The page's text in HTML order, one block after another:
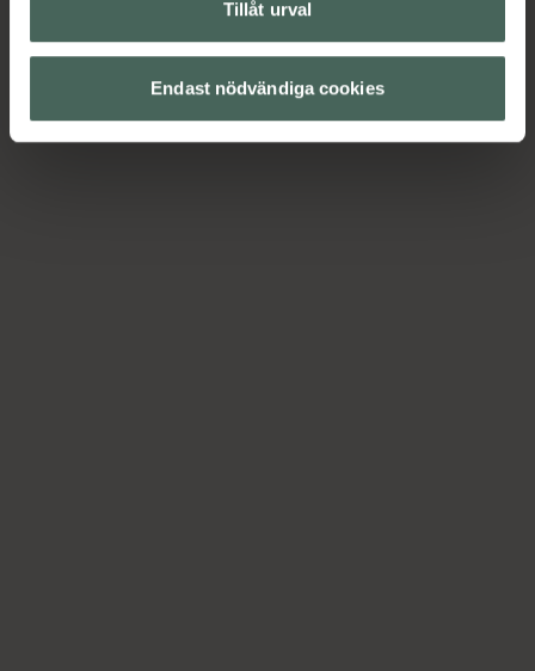
Tillåt urval
Endast nödvändiga cookies